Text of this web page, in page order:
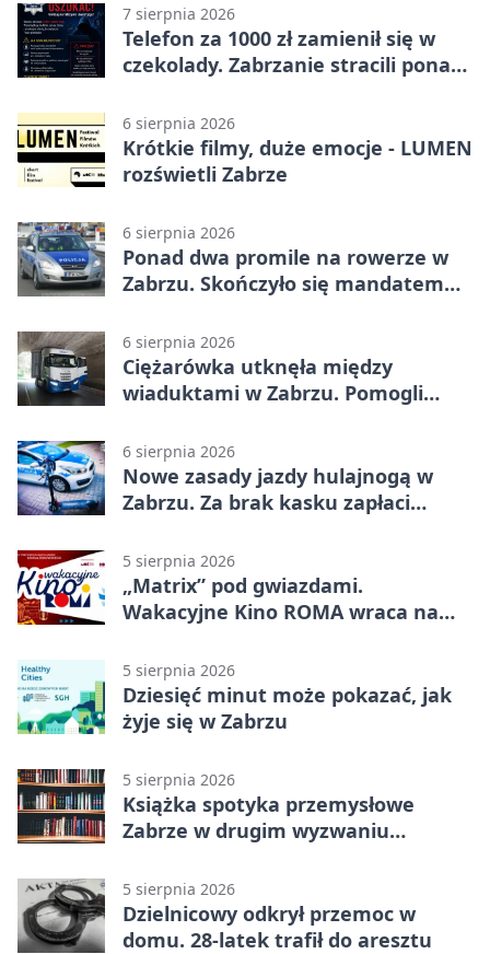
7 sierpnia 2026
Telefon za 1000 zł zamienił się w
czekolady. Zabrzanie stracili ponad
6 sierpnia 2026
Krótkie filmy, duże emocje - LUMEN
rozświetli Zabrze
6 sierpnia 2026
Ponad dwa promile na rowerze w
Zabrzu. Skończyło się mandatem
6 sierpnia 2026
Ciężarówka utknęła między
wiaduktami w Zabrzu. Pomogli
6 sierpnia 2026
Nowe zasady jazdy hulajnogą w
Zabrzu. Za brak kasku zapłaci
5 sierpnia 2026
„Matrix” pod gwiazdami.
Wakacyjne Kino ROMA wraca na
5 sierpnia 2026
Dziesięć minut może pokazać, jak
żyje się w Zabrzu
5 sierpnia 2026
Książka spotyka przemysłowe
Zabrze w drugim wyzwaniu
5 sierpnia 2026
Dzielnicowy odkrył przemoc w
domu. 28-latek trafił do aresztu